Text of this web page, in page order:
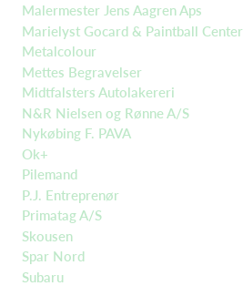
Malermester Jens Aagren Aps
Marielyst Gocard & Paintball Center
Metalcolour
Mettes Begravelser
Midtfalsters Autolakereri
N&R Nielsen og Rønne A/S
Nykøbing F. PAVA
Ok+
Pilemand
P.J. Entreprenør
Primatag A/S
Skousen
Spar Nord
Subaru